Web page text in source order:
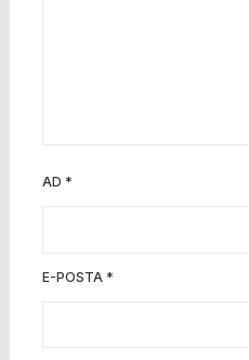
AD *
E-POSTA *